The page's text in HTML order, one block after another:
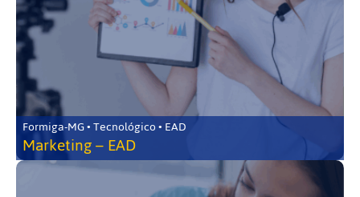
Formiga-MG • Tecnológico • EAD
Marketing – EAD